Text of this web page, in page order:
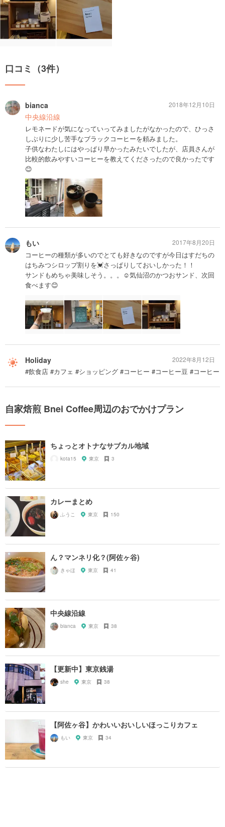
口コミ（3件）
bianca
中央線沿線
レモネードが気になっていってみましたがなかったので、ひっさ
しぶりに少し苦手なブラックコーヒーを頼みました。
子供なわたしにはやっぱり早かったみたいでしたが、店員さんが
比較的飲みやすいコーヒーを教えてくださったので良かったです
😊
2018年12月10日
もい
コーヒーの種類が多いのでとても好きなのですが今日はすだちの
はちみつシロップ割りを💓さっぱりしておいしかった！！
サンドもめちゃ美味しそう。。。☺️気仙沼のかつおサンド、次回
食べます😊
2017年8月20日
Holiday
#飲食店 #カフェ #ショッピング #コーヒー #コーヒー豆 #コーヒー
2022年8月12日
自家焙煎 Bnei Coffee周辺のおでかけプラン
ちょっとオトナなサブカル地域
kota15 東京 3
カレーまとめ
ふうこ 東京 150
ん？マンネリ化？(阿佐ヶ谷)
きゃほ 東京 41
中央線沿線
bianca 東京 38
【更新中】東京銭湯
she 東京 38
【阿佐ヶ谷】かわいいおいしいほっこりカフェ
もい 東京 34